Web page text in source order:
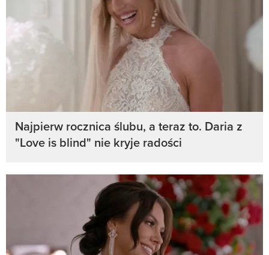
Najpierw rocznica ślubu, a teraz to. Daria z
"Love is blind" nie kryje radości